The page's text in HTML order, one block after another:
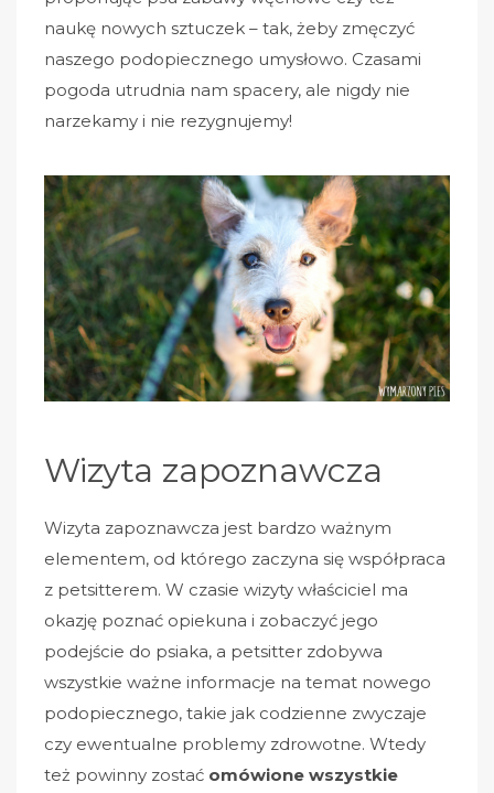
naukę nowych sztuczek – tak, żeby zmęczyć
naszego podopiecznego umysłowo. Czasami
pogoda utrudnia nam spacery, ale nigdy nie
narzekamy i nie rezygnujemy!
Wizyta zapoznawcza
Wizyta zapoznawcza jest bardzo ważnym
elementem, od którego zaczyna się współpraca
z petsitterem. W czasie wizyty właściciel ma
okazję poznać opiekuna i zobaczyć jego
podejście do psiaka, a petsitter zdobywa
wszystkie ważne informacje na temat nowego
podopiecznego, takie jak codzienne zwyczaje
czy ewentualne problemy zdrowotne. Wtedy
też powinny zostać omówione wszystkie